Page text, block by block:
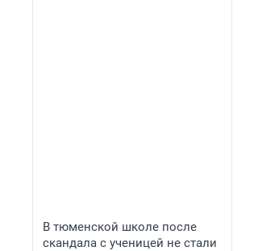
В тюменской школе после
скандала с ученицей не стали